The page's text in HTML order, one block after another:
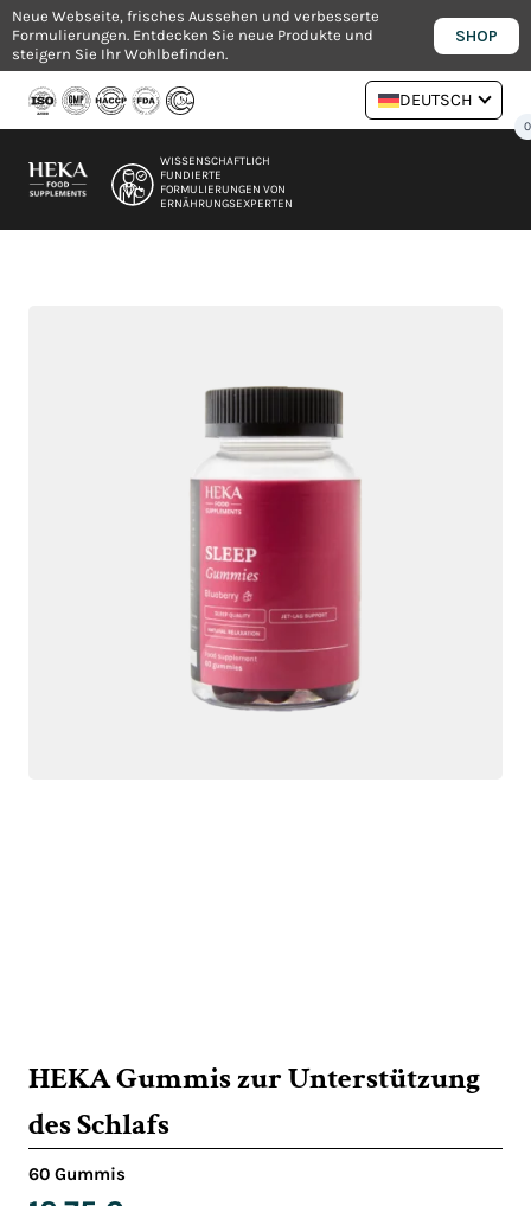
Zum
Inhalt
springen
Neue Webseite, frisches Aussehen und verbesserte
Formulierungen. Entdecken Sie neue Produkte und
steigern Sie Ihr Wohlbefinden.
SHOP
DEUTSCH
WISSENSCHAFTLICH
FUNDIERTE
FORMULIERUNGEN VON
ERNÄHRUNGSEXPERTEN
0
HEKA Gummis zur Unterstützung
des Schlafs
60 Gummis